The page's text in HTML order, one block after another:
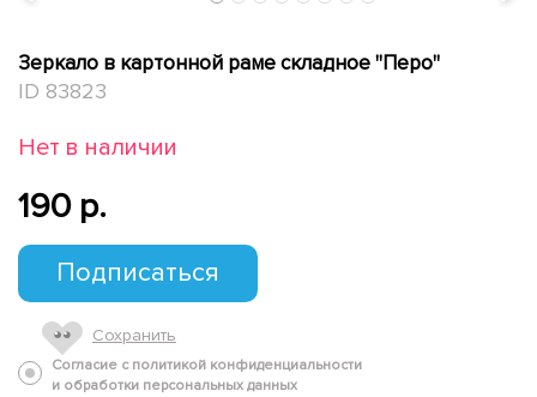
Зеркало в картонной раме складное "Перо"
ID 83823
Нет в наличии
190 p.
Подписаться
Сохранить
Согласие с политикой конфиденциальности
и обработки персональных данных